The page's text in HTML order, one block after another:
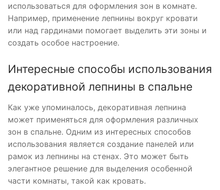
использоваться для оформления зон в комнате.
Например, применение лепнины вокруг кровати
или над гардинами помогает выделить эти зоны и
создать особое настроение.
Интересные способы использования
декоративной лепнины в спальне
Как уже упоминалось, декоративная лепнина
может применяться для оформления различных
зон в спальне. Одним из интересных способов
использования является создание панелей или
рамок из лепнины на стенах. Это может быть
элегантное решение для выделения особенной
части комнаты, такой как кровать.